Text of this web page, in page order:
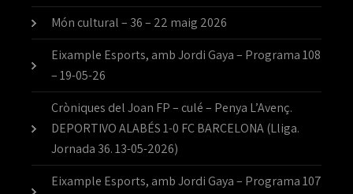
Món cultural – 36 – 22 maig 2026
Eixample Esports, amb Jordi Gaya – Programa 108
– 19-05-26
Cròniques del Joan FP – culé – Penya L’Avenç.
DEPORTIVO ALABÉS 1-0 FC BARCELONA (Lliga.
Jornada 36. 13-05-2026)
Eixample Esports, amb Jordi Gaya – Programa 107